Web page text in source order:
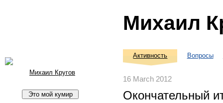
Михаил
Михаил Кругов
Активность Вопросы
16 March 2012
Окончательный